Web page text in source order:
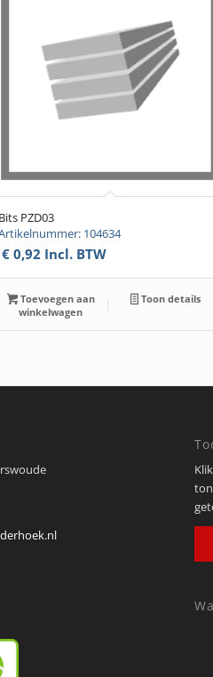
Bits PZD03
104634
€0,92 Incl. BTW
Toevoegen aan
winkelwagen
Toon details